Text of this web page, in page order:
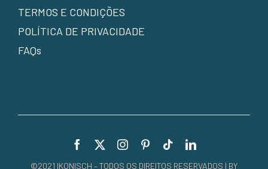
TERMOS E CONDIÇÕES
POLÍTICA DE PRIVACIDADE
FAQs
©2021 IKONISCH – TODOS OS DIREITOS RESERVADOS | BY